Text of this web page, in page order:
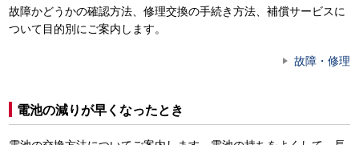
故障かどうかの確認方法、修理交換の手続き方法、補償サービスに
ついて目的別にご案内します。
故障・修理
電池の減りが早くなったとき